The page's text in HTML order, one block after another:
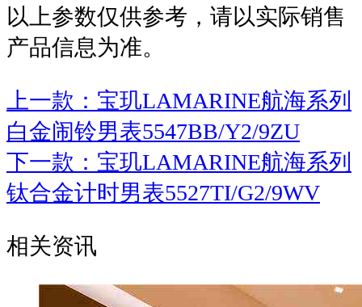
以上参数仅供参考，请以实际销售
产品信息为准。
上一款：宝玑LAMARINE航海系列
白金闹铃男表5547BB/Y2/9ZU
下一款：宝玑LAMARINE航海系列
钛合金计时男表5527TI/G2/9WV
相关资讯